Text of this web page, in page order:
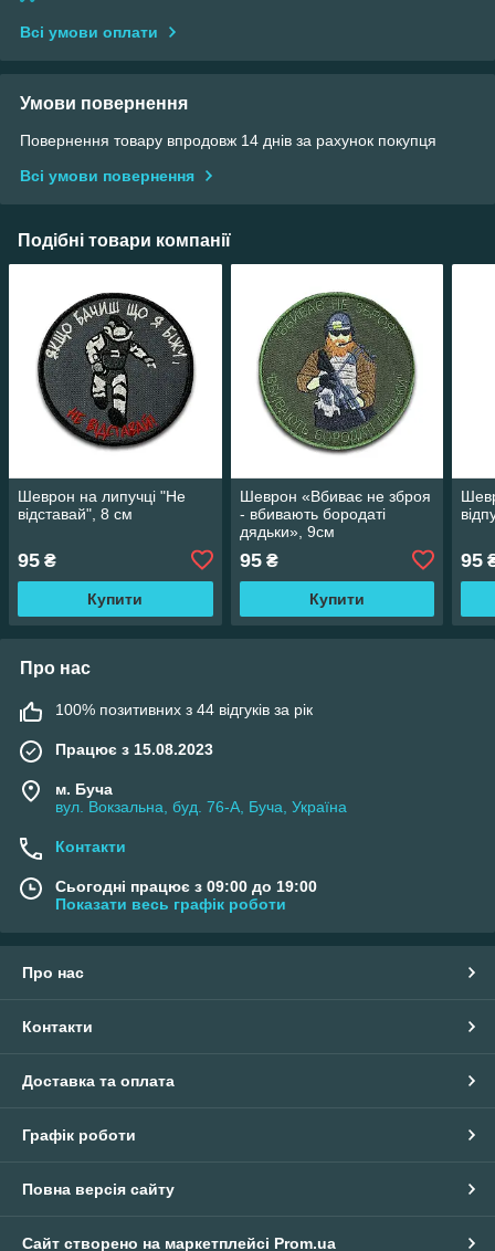
Всі умови оплати
Умови повернення
Повернення товару впродовж 14 днів за рахунок покупця
Всі умови повернення
Подібні товари компанії
Шеврон на липучці "Не
відставай", 8 см
95 ₴
Купити
Шеврон «Вбиває не зброя
- вбивають бородаті
дядьки», 9см
95₴
Купити
95
Про нас
100% позитивних з 44 відгуків за рік
Працює з 15.08.2023
м. Буча
вул. Вокзальна, буд. 76-А, Буча, Україна
Контакти
Сьогодні працює з 09:00 до 19:00
Показати весь графік роботи
Про нас
Контакти
Доставка та оплата
Графік роботи
Повна версія сайту
Сайт створено на маркетплейсі Prom.ua